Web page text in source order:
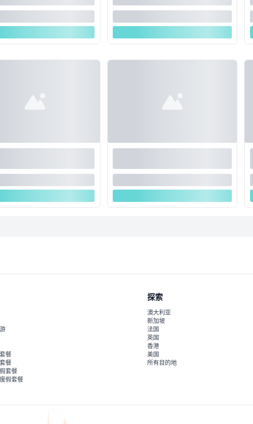
餐
餐
套餐
假套餐
探索
澳大利亚
新加坡
法国
英国
香港
美国
所有目的地